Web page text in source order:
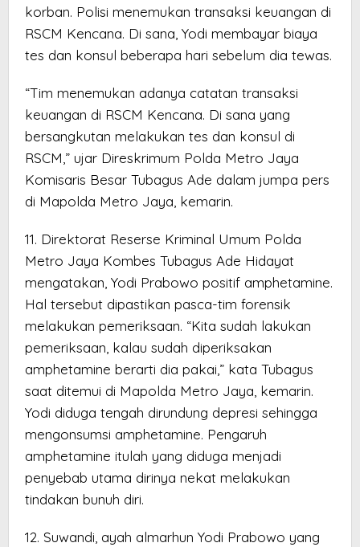
korban. Polisi menemukan transaksi keuangan di
RSCM Kencana. Di sana, Yodi membayar biaya
tes dan konsul beberapa hari sebelum dia tewas.
“Tim menemukan adanya catatan transaksi
keuangan di RSCM Kencana. Di sana yang
bersangkutan melakukan tes dan konsul di
RSCM,” ujar Direskrimum Polda Metro Jaya
Komisaris Besar Tubagus Ade dalam jumpa pers
di Mapolda Metro Jaya, kemarin.
11. Direktorat Reserse Kriminal Umum Polda
Metro Jaya Kombes Tubagus Ade Hidayat
mengatakan, Yodi Prabowo positif amphetamine.
Hal tersebut dipastikan pasca-tim forensik
melakukan pemeriksaan. “Kita sudah lakukan
pemeriksaan, kalau sudah diperiksakan
amphetamine berarti dia pakai,” kata Tubagus
saat ditemui di Mapolda Metro Jaya, kemarin.
Yodi diduga tengah dirundung depresi sehingga
mengonsumsi amphetamine. Pengaruh
amphetamine itulah yang diduga menjadi
penyebab utama dirinya nekat melakukan
tindakan bunuh diri.
12. Suwandi, ayah almarhun Yodi Prabowo yang